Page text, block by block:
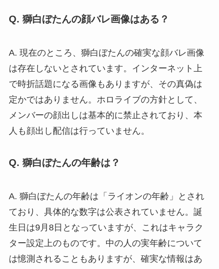
Q. 獅白ぼたんの顔バレ画像はある？
A. 現在のところ、獅白ぼたんの確実な顔バレ画像
は存在しないとされています。インターネット上
で時折話題になる画像もありますが、その真偽は
定かではありません。ホロライブの方針として、
メンバーの顔出しは基本的に禁止されており、本
人も顔出し配信は行っていません。
Q. 獅白ぼたんの年齢は？
A. 獅白ぼたんの年齢は「ライオンの年齢」とされ
ており、具体的な数字は公表されていません。誕
生日は9月8日となっていますが、これはキャラク
ター設定上のものです。中の人の実年齢について
は憶測されることもありますが、確実な情報はあ